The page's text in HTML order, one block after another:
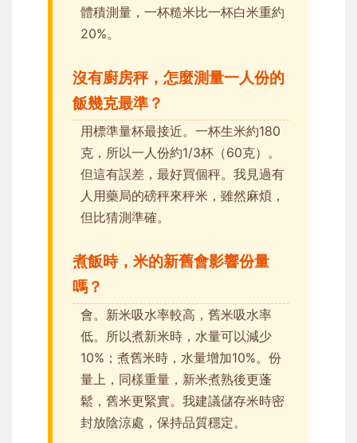
體積測量，一杯糙米比一杯白米重約
20%。
沒有廚房秤，怎麼測量一人份的
飯幾克最準？
用標準量杯最接近。一杯生米約180
克，所以一人份約1/3杯（60克）。
但這有誤差，最好買個秤。我見過有
人用藥局的磅秤來秤米，雖然麻煩，
但比猜測準確。
煮飯時，米的新舊會影響份量
嗎？
會。新米吸水率較高，舊米吸水率
低。所以煮新米時，水量可以減少
10%；煮舊米時，水量增加10%。份
量上，同樣重量，新米煮熟後更蓬
鬆，舊米更緊實。我建議儲存米時密
封放陰涼處，保持品質穩定。